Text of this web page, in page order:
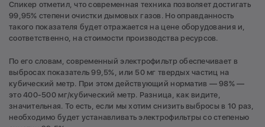
Спикер отметил, что современная техника позволяет достигать
99,95% степени очистки дымовых газов. Но оправданность
такого показателя будет отражается на цене оборудования и,
соответственно, на стоимости производства ресурсов.
По его словам, современный электрофильтр обеспечивает в
выбросах показатель 99,5%, или 50 мг твердых частиц на
кубический метр. При этом действующий норматив — 98% —
это 400-500 мг/кубический метр. Разница, как видите,
значительная. То есть, если мы хотим снизить выбросы в 10 раз,
необходимо будет устанавливать электрофильтры со степенью